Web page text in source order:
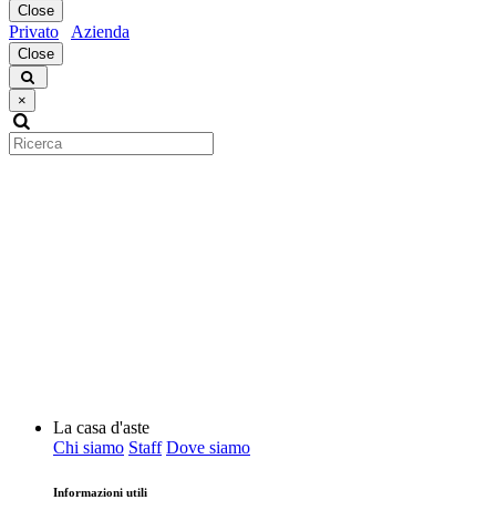
Close
Privato Azienda
Close
×
La casa d'aste
Chi siamo Staff Dove siamo
Informazioni utili